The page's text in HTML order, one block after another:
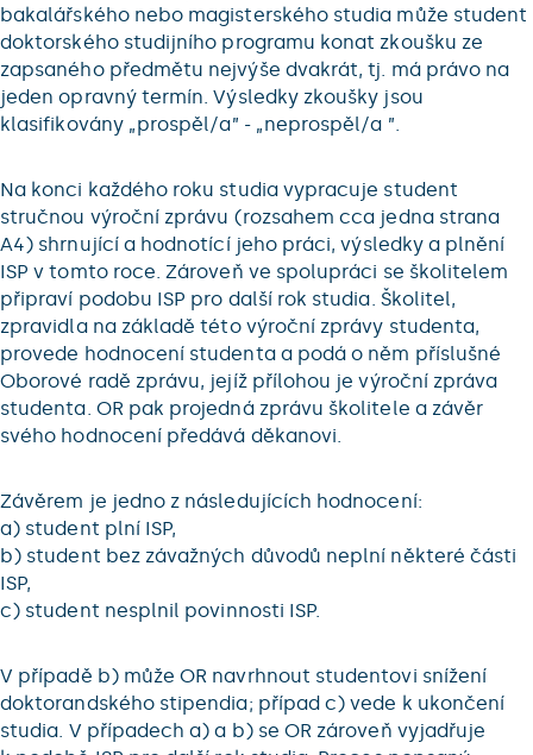
bakalářského nebo magisterského studia může student
doktorského studijního programu konat zkoušku ze
zapsaného předmětu nejvýše dvakrát, tj. má právo na
jeden opravný termín. Výsledky zkoušky jsou
klasifikovány „prospěl/a” - „neprospěl/a ”.
Na konci každého roku studia vypracuje student
stručnou výroční zprávu (rozsahem cca jedna strana
A4) shrnující a hodnotící jeho práci, výsledky a plnění
ISP v tomto roce. Zároveň ve spolupráci se školitelem
připraví podobu ISP pro další rok studia. Školitel,
zpravidla na základě této výroční zprávy studenta,
provede hodnocení studenta a podá o něm příslušné
Oborové radě zprávu, jejíž přílohou je výroční zpráva
studenta. OR pak projedná zprávu školitele a závěr
svého hodnocení předává děkanovi.
Závěrem je jedno z následujících hodnocení:
a) student plní ISP,
b) student bez závažných důvodů neplní některé části
ISP,
c) student nesplnil povinnosti ISP.
V případě b) může OR navrhnout studentovi snížení
doktorandského stipendia; případ c) vede k ukončení
studia. V případech a) a b) se OR zároveň vyjadřuje